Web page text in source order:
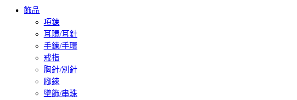
飾品
項鍊
耳環/耳針
手鍊/手環
戒指
胸針/別針
腳鍊
墜飾/串珠